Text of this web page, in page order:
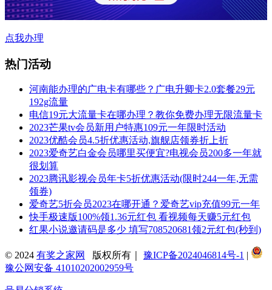
点我办理
热门活动
河南能办理的广电卡有哪些？广电升卿卡2.0套餐29元
192g流量
电信19元大流量卡在哪办理？教你免费办理无限流量卡
2023芒果tv会员新用户特惠109元一年限时活动
2023优酷会员4.5折优惠活动,旗舰店领券折上折
2023爱奇艺白金会员哪里买便宜?电视会员200多一年就
很划算
2023腾讯影视会员年卡5折优惠活动(限时244一年,无需
领券)
爱奇艺5折会员2023在哪开通？爱奇艺vip充值99元一年
快手极速版100%领1.36元红包 看视频每天赚5元红包
红果小说邀请码是多少 填写708520681领2元红包(秒到)
© 2024 有奖之家网 版权所有｜ 豫ICP备2024046814号-1 |
豫公网安备 41010202002959号